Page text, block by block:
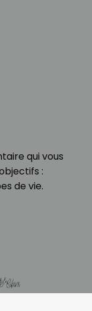
qui vous
:
de vie.